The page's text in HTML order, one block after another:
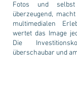
Fotos und selbst
überzeugend,
multimedialen
wertet das Image
Die
überschaubar und